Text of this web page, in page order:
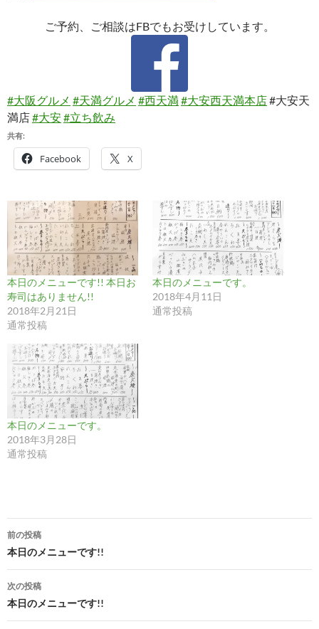
ご予約、ご相談はFBでもお受けしています。
#大阪グルメ #天満グルメ #西天満#大安西天満本店#大安天
満店#大安#立ち飲み
共有:
Facebook X
本日のメニューです!! 本日お
寿司はありません!!
2018年2月21日
通常投稿
本日のメニューです。
2018年4月11日
通常投稿
本日のメニューです。
2018年3月28日
通常投稿
投
稿
ナ
ビ
前の投稿
本日のメニューです!!
次の投稿
本日のメニューです!!